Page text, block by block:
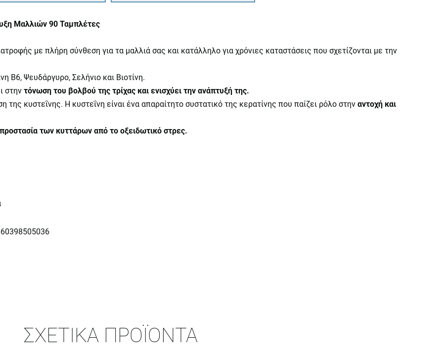
Μαλλιών 90 Ταμπλέτες
με πλήρη σύνθεση για τα μαλλιά σας και κατάλληλο για χρόνιες καταστάσεις που σχετίζονται με την
Β6, Ψευδάργυρο, Σελήνιο και Βιοτίνη.
στην τόνωση του βολβού της τρίχας και ενισχύει την ανάπτυξή της.
της κυστεΐνης. Η κυστεΐνη είναι ένα απαραίτητο συστατικό της κερατίνης που παίζει ρόλο στην αντοχή και
των κυττάρων από το οξειδωτικό στρες.
ΣΧΕΤΙΚΆ ΠΡΟΪΌΝΤΑ